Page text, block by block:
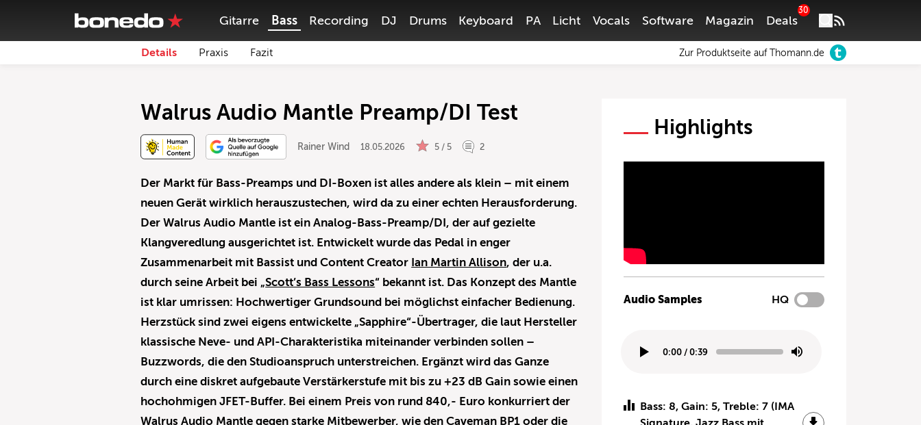
Gitarre Bass Recording DJ Drums Keyboard PA Licht Vocals Software Magazin Deals
30
Details Praxis Fazit Zur Produktseite auf Thomann.de
Walrus Audio Mantle Preamp/DI Test
Rainer Wind 18.05.2026 5 / 5 2
Der Markt für Bass-Preamps und DI-Boxen ist alles andere als klein – mit einem
neuen Gerät wirklich herauszustechen, wird da zu einer echten Herausforderung.
Der Walrus Audio Mantle ist ein Analog-Bass-Preamp/DI, der auf gezielte
Klangveredlung ausgerichtet ist. Entwickelt wurde das Pedal in enger
Zusammenarbeit mit Bassist und Content Creator Ian Martin Allison, der u.a.
durch seine Arbeit bei „Scott’s Bass Lessons“ bekannt ist. Das Konzept des Mantle
ist klar umrissen: Hochwertiger Grundsound bei möglichst einfacher Bedienung.
Herzstück sind zwei eigens entwickelte „Sapphire“-Übertrager, die laut Hersteller
klassische Neve- und API-Charakteristika miteinander verbinden sollen –
Buzzwords, die den Studioanspruch unterstreichen. Ergänzt wird das Ganze
durch eine diskret aufgebaute Verstärkerstufe mit bis zu +23 dB Gain sowie einen
hochohmigen JFET-Buffer. Bei einem Preis von rund 840,- Euro konkurriert der
Walrus Audio Mantle gegen starke Mitbewerber, wie den Caveman BP1 oder die
Highlights
Audio Samples HQ
0:00 / 0:39
Bass: 8, Gain: 5, Treble: 7 (IMA